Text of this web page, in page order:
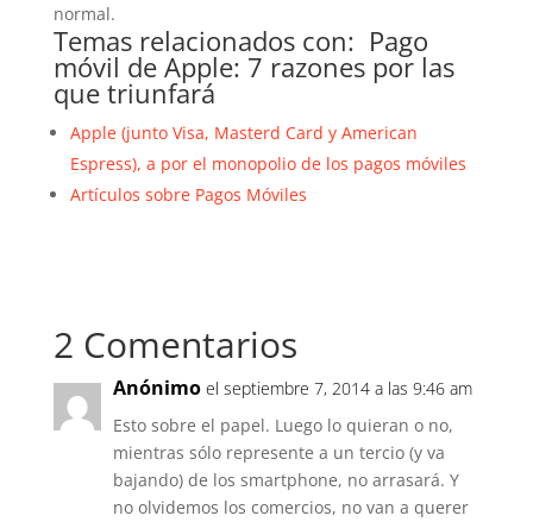
normal.
Temas relacionados con: Pago
móvil de Apple: 7 razones por las
que triunfará
Apple (junto Visa, Masterd Card y American
Espress), a por el monopolio de los pagos móviles
Artículos sobre Pagos Móviles
2 Comentarios
Anónimo el septiembre 7, 2014 a las 9:46 am
Esto sobre el papel. Luego lo quieran o no,
mientras sólo represente a un tercio (y va
bajando) de los smartphone, no arrasará. Y
no olvidemos los comercios, no van a querer